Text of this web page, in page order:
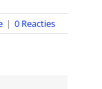
| 0 Reacties